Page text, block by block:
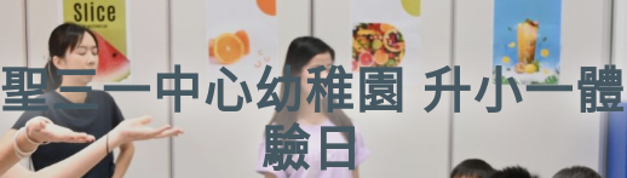
聖三一中心幼稚園 升小一體
驗日